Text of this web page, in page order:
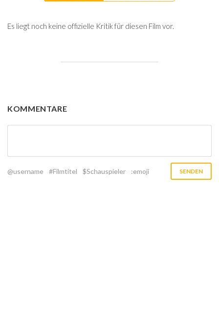
Es liegt noch keine offizielle Kritik für diesen Film vor.
KOMMENTARE
@username #Filmtitel $Schauspieler :emoji